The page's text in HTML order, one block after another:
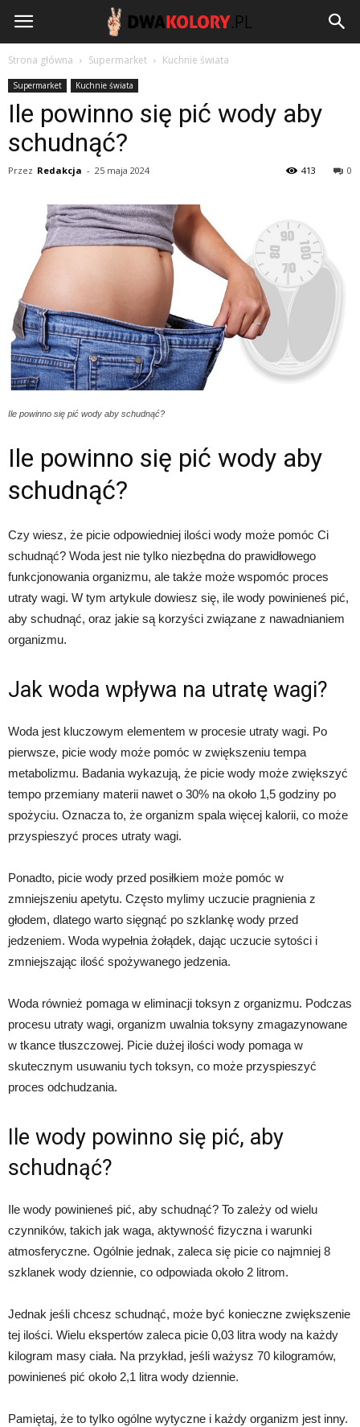
DwaKolory.pl
Strona główna Supermarket Kuchnie świata
Supermarket Kuchnie świata
Ile powinno się pić wody aby
schudnąć?
Przez Redakcja - 25 maja 2024 0
413
Ile powinno się pić wody aby schudnąć?
Ile powinno się pić wody aby
schudnąć?
Czy wiesz, że picie odpowiedniej ilości wody może pomóc Ci
schudnąć? Woda jest nie tylko niezbędna do prawidłowego
funkcjonowania organizmu, ale także może wspomóc proces
utraty wagi. W tym artykule dowiesz się, ile wody powinieneś pić,
aby schudnąć, oraz jakie są korzyści związane z nawadnianiem
organizmu.
Jak woda wpływa na utratę wagi?
Woda jest kluczowym elementem w procesie utraty wagi. Po
pierwsze, picie wody może pomóc w zwiększeniu tempa
metabolizmu. Badania wykazują, że picie wody może zwiększyć
tempo przemiany materii nawet o 30% na około 1,5 godziny po
spożyciu. Oznacza to, że organizm spala więcej kalorii, co może
przyspieszyć proces utraty wagi.
Ponadto, picie wody przed posiłkiem może pomóc w
zmniejszeniu apetytu. Często mylimy uczucie pragnienia z
głodem, dlatego warto sięgnąć po szklankę wody przed
jedzeniem. Woda wypełnia żołądek, dając uczucie sytości i
zmniejszając ilość spożywanego jedzenia.
Woda również pomaga w eliminacji toksyn z organizmu. Podczas
procesu utraty wagi, organizm uwalnia toksyny zmagazynowane
w tkance tłuszczowej. Picie dużej ilości wody pomaga w
skutecznym usuwaniu tych toksyn, co może przyspieszyć
proces odchudzania.
Ile wody powinno się pić, aby
schudnąć?
Ile wody powinieneś pić, aby schudnąć? To zależy od wielu
czynników, takich jak waga, aktywność fizyczna i warunki
atmosferyczne. Ogólnie jednak, zaleca się picie co najmniej 8
szklanek wody dziennie, co odpowiada około 2 litrom.
Jednak jeśli chcesz schudnąć, może być konieczne zwiększenie
tej ilości. Wielu ekspertów zaleca picie 0,03 litra wody na każdy
kilogram masy ciała. Na przykład, jeśli ważysz 70 kilogramów,
powinieneś pić około 2,1 litra wody dziennie.
Pamiętaj, że to tylko ogólne wytyczne i każdy organizm jest inny.